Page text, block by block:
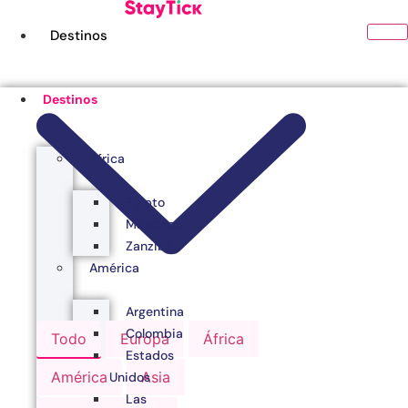
Destinos
Todo Europa África
América Asia
Destinos
África
Egipto
Marruecos
Zanzibar
América
Argentina
Colombia
Estados
Unidos
Las